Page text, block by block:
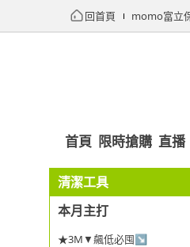
回首頁 momo富立
首頁 限時搶購 直播
清潔工具
本月主打
★3M▼飆低必囤↘